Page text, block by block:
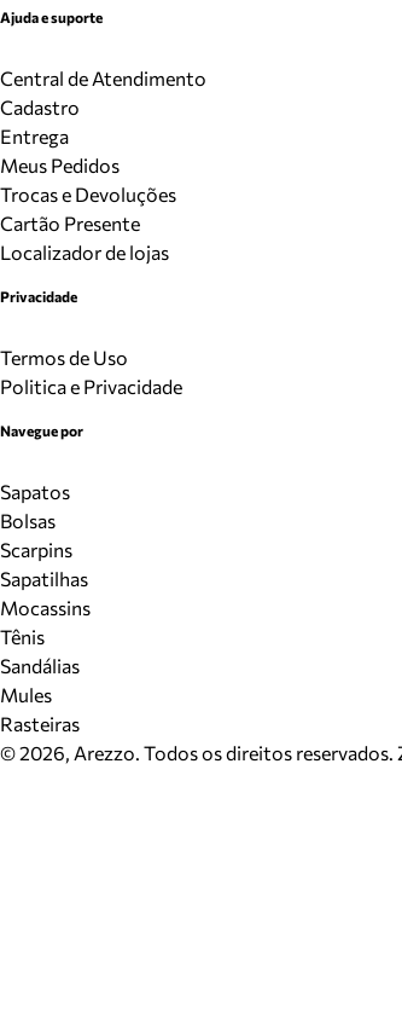
Ajuda e suporte
Central de Atendimento
Cadastro
Entrega
Meus Pedidos
Trocas e Devoluções
Cartão Presente
Localizador de lojas
Privacidade
Termos de Uso
Politica e Privacidade
Navegue por
Sapatos
Bolsas
Scarpins
Sapatilhas
Mocassins
Tênis
Sandálias
Mules
Rasteiras
©2026, Arezzo. Todos os direitos reservados.